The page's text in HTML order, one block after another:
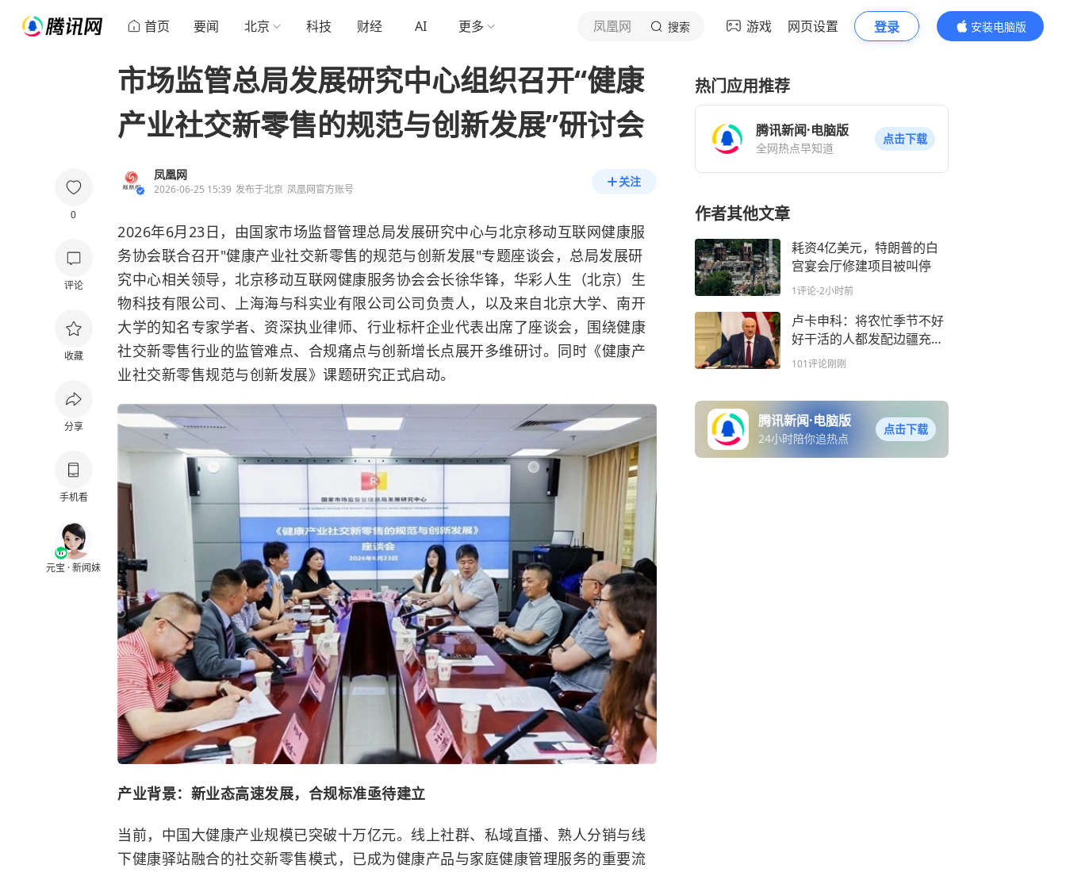
首页 要闻 北京 科技 财经 AI 更多 凤凰网 搜索 游戏 网页设置 登录
安装电脑版
内容更精彩
0
评论
收藏
分享
手机看
元宝 · 新闻妹
市场监管总局发展研究中心组织召开“健康
产业社交新零售的规范与创新发展”研讨会
凤凰网
2026-06-25 15:39 发布于北京 凤凰网官方账号
关注
2026年6月23日，由国家市场监督管理总局发展研究中心与北京移动互联网健康服
务协会联合召开"健康产业社交新零售的规范与创新发展"专题座谈会，总局发展研
究中心相关领导，北京移动互联网健康服务协会会长徐华锋，华彩人生（北京）生
物科技有限公司、上海海与科实业有限公司公司负责人，以及来自北京大学、南开
大学的知名专家学者、资深执业律师、行业标杆企业代表出席了座谈会，围绕健康
社交新零售行业的监管难点、合规痛点与创新增长点展开多维研讨。同时《健康产
业社交新零售规范与创新发展》课题研究正式启动。
产业背景： 新业态高速发展，合规标准亟待建立
当前，中国大健康产业规模已突破十万亿元。线上社群、私域直播、熟人分销与线
下健康驿站融合的社交新零售模式，已成为健康产品与家庭健康管理服务的重要流
热门应用推荐
腾讯新闻·电脑版
全网热点早知道
点击下载
作者其他文章
耗资4亿美元，特朗普的白
宫宴会厅修建项目被叫停
1评论-2小时前
卢卡申科：将农忙季节不好
好干活的人都发配边疆充
军！
101评论刚刚
腾讯新闻·电脑版
24小时陪你追热点
点击下载